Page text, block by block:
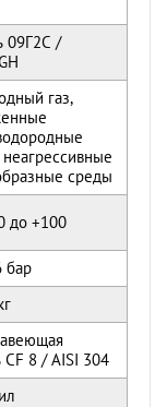
09Г2С /
газ,
неагрессивные
среды
до +100
бар
CF 8 / AISI 304